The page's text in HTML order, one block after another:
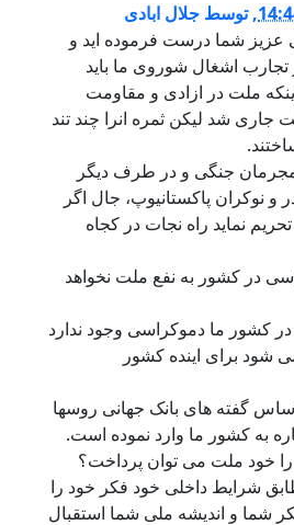
,توسط جلال ابادی
عزیز شما درست فرموده اید و
تجارب اشغال شوروی ما باید
ملت در ازادی و مقاومت
شد لیکن ثمره انرا چند تند
جنگی و در طرف دیگر
و نوکران پاکستانیوپ، جال اگر
نماید راه نجات در کجاه
در کشور به نفع ملت نخواهد
کشور ما دموکراسی وجود ندارد
شود برای اینده کشور
اساس گفته های بانک جهانی روسها
را خود ملت می توان پرداخت؟
شرایط داخلی خود فکر خود را
شما و اندیشه ملی شما استقبال